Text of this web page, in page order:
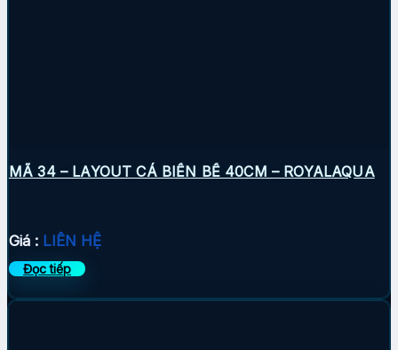
MÃ 34 – LAYOUT CÁ BIỂN BỂ 40CM – ROYALAQUA
Giá : LIÊN HỆ
Đọc tiếp